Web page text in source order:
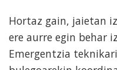
Hortaz gain, jaietan
ere aurre egin behar
Emergentzia